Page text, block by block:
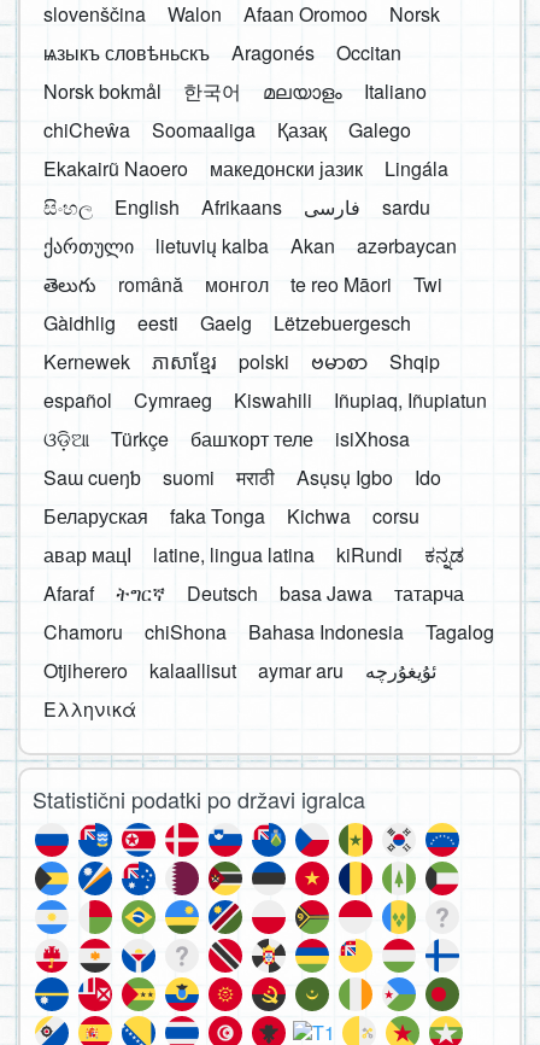
slovenščina
Walon Afaan Oromoo
Norsk
ѩзыкъ словѣньскъ
Aragonés
Occitan
Norsk bokmål
한국어 മലയാളം
Italiano
chiCheŵa
Soomaaliga Қазақ
Galego
Ekakairũ Naoero
македонски јазик
Lingála
සිංහල
English Afrikaans فارسی
sardu
ქართული
lietuvių kalba Akan
azərbaycan
తెలుగు
română монгол te reo Māori
Twi
Gàidhlig
eesti Gaelg
Lëtzebuergesch
Kernewek
ភាសាខ្មែរ polski ဗမာစာ
Shqip
español
Cymraeg Kiswahili
Iñupiaq, Iñupiatun
ଓଡ଼ିଆ
Türkçe башҡорт теле
isiXhosa
Saɯ cueŋƅ
suomi मराठी Asụsụ Igbo
Ido
Беларуская
faka Tonga Kichwa
corsu
авар мацӀ
latine, lingua latina kiRundi
ಕನ್ನಡ
Afaraf
ትግርኛ Deutsch basa Jawa
татарча
Chamoru
chiShona Bahasa Indonesia
Tagalog
Otjiherero
kalaallisut aymar aru
Ελληνικά
Statistični podatki po državi igralca